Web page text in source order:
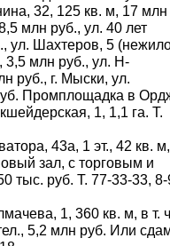
32, 125 кв. м, 17 млн
млн руб., ул. 40 лет
ул. Шахтеров, 5
3,5 млн руб., ул. Н-
руб., г. Мыски, ул.
Промплощадка в
1, 1,1 га. Т.
43а, 1 эт., 42 кв.
зал, с торговым и
тыс. руб. Т. 77-33-33,
1, 360 кв. м, в т.
5,2 млн руб. Или